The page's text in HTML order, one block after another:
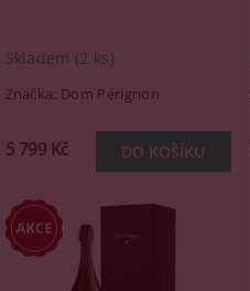
Skladem (2 ks)
Značka: Dom Pérignon
5 799 Kč